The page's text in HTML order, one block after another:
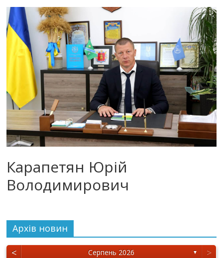
Карапетян Юрій
Володимирович
Архiв новин
< Серпень 2026 ▼ >